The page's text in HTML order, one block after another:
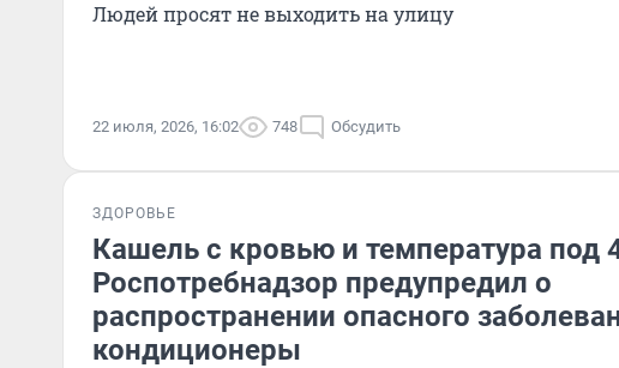
Людей просят не выходить на улицу
22 июля, 2026, 16:02 748 Обсудить
ЗДОРОВЬЕ
Кашель с кровью и температура под
Роспотребнадзор предупредил о
распространении опасного
кондиционеры